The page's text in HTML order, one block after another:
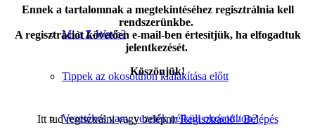
Mi a Z-Wave?
Tippek az okosotthon kialakítása előtt
Vezetékes vagy vezeték nélküli okosotthon?
Ennek a tartalomnak a megtekintéséhez regisztrálnia kell
rendszerünkbe.
A regisztrációt követően e-mail-ben értesítjük, ha elfogadtuk
jelentkezését.
Köszönjük!
Itt tud regisztrálni vagy belépni:Regisztráció / Belépés